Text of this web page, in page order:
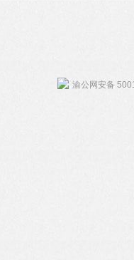
渝公网安备